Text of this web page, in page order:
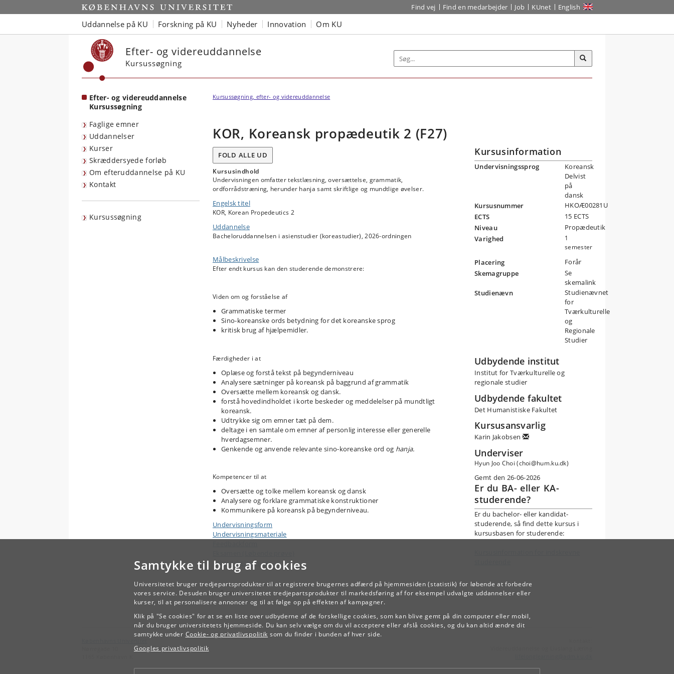
Samtykke til brug af cookies
Universitetet bruger tredjepartsprodukter til at registrere brugernes adfærd på hjemmesiden (statistik) for løbende at forbedre
vores service. Desuden bruger universitetet tredjepartsprodukter til markedsføring af for eksempel udvalgte uddannelser eller
kurser, til at personalisere annoncer og til at følge op på effekten af kampagner.
Klik på "Se cookies" for at se en liste over udbyderne af de forskellige cookies, som kan blive gemt på din computer eller mobil,
når du bruger universitetets hjemmeside. Du kan selv vælge om du vil acceptere eller afslå cookies, og du kan altid ændre dit
samtykke under Cookie- og privatlivspolitik som du finder i bunden af hver side.
Googles privatlivspolitik
Start Find vej Find en medarbejder Job KUnet English
Uddannelse på KU Forskning på KU Nyheder Innovation Om KU
Efter- og videreuddannelse
Kursussøgning
Efter- og videreuddannelse
Kursussøgning
Faglige emner
Uddannelser
Kurser
Skræddersyede forløb
Om efteruddannelse på KU
Kontakt
Kursussøgning
Kursussøgning, efter- og videreuddannelse
KOR, Koreansk propædeutik 2 (F27)
FOLD ALLE UD
Kursusindhold
Undervisningen omfatter tekstlæsning, oversættelse, grammatik,
ordforrådstræning, herunder hanja samt skriftlige og mundtlige øvelser.
Engelsk titel
KOR, Korean Propedeutics 2
Uddannelse
Bacheloruddannelsen i asienstudier (koreastudier), 2026-ordningen
Målbeskrivelse
Efter endt kursus kan den studerende demonstrere:
Viden om og forståelse af
Grammatiske termer
Sino-koreanske ords betydning for det koreanske sprog
kritisk brug af hjælpemidler.
Færdigheder i at
Oplæse og forstå tekst på begynderniveau
Analysere sætninger på koreansk på baggrund af grammatik
Oversætte mellem koreansk og dansk.
forstå hovedindholdet i korte beskeder og meddelelser på mundtligt
koreansk.
Udtrykke sig om emner tæt på dem.
deltage i en samtale om emner af personlig interesse eller generelle
hverdagsemner.
Genkende og anvende relevante sino-koreanske ord og hanja.
Kompetencer til at
Oversætte og tolke mellem koreansk og dansk
Analysere og forklare grammatiske konstruktioner
Kommunikere på koreansk på begynderniveau.
Undervisningsform
Undervisningsmateriale
Arbejdsbelastning
Kursusinformation
Undervisningssprog
Koreansk
Delvist
på
dansk
Kursusnummer
HKOÆ00281U
ECTS
15 ECTS
Niveau
Propædeutik
Varighed
1
semester
Placering
Forår
Skemagruppe
Se
skemalink
Studienævn
Studienævnet
for
Tværkulturelle
og
Regionale
Studier
Udbydende institut
Institut for Tværkulturelle og
regionale studier
Udbydende fakultet
Det Humanistiske Fakultet
Kursusansvarlig
Karin Jakobsen
Underviser
Hyun Joo Choi (choi@hum.ku.dk)
Gemt den 26-06-2026
Er du BA- eller KA-
studerende?
Er du bachelor- eller kandidat-
studerende, så find dette kursus i
kursusbasen for studerende:
TILBAGE